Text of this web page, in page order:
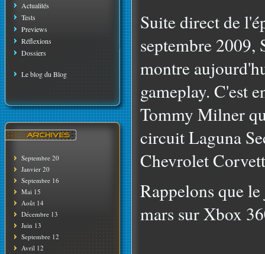
Actualités
Tests
Previews
Réflexions
Dossiers
Le blog du Blog
Septembre 20
Janvier 20
Septembre 16
Mai 15
Août 14
Décembre 13
Juin 13
Septembre 12
Avril 12
Suite direct de
septembre 2009,
montre
gameplay. C'est
Tommy Milner
circuit Laguna
Chevrolet
Rappelons que
mars sur Xbox